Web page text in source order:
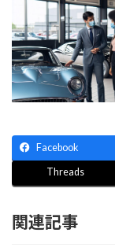
Facebook
Threads
関連記事